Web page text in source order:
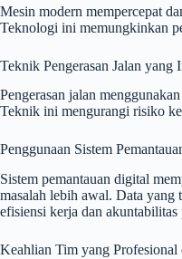
Mesin modern mempercepat
Teknologi ini memungkinkan
Teknik Pengerasan Jalan yang
Pengerasan jalan
Teknik ini mengurangi risiko
Penggunaan Sistem
Sistem pemantauan digital
masalah lebih awal. Data yang
efisiensi kerja dan
Keahlian Tim yang Profesional